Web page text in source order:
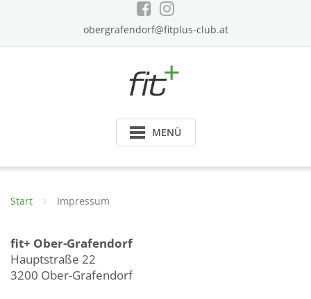
obergrafendorf@fitplus-club.at
MENÜ
Start Impressum
fit+ Ober-Grafendorf
Hauptstraße 22
3200 Ober-Grafendorf